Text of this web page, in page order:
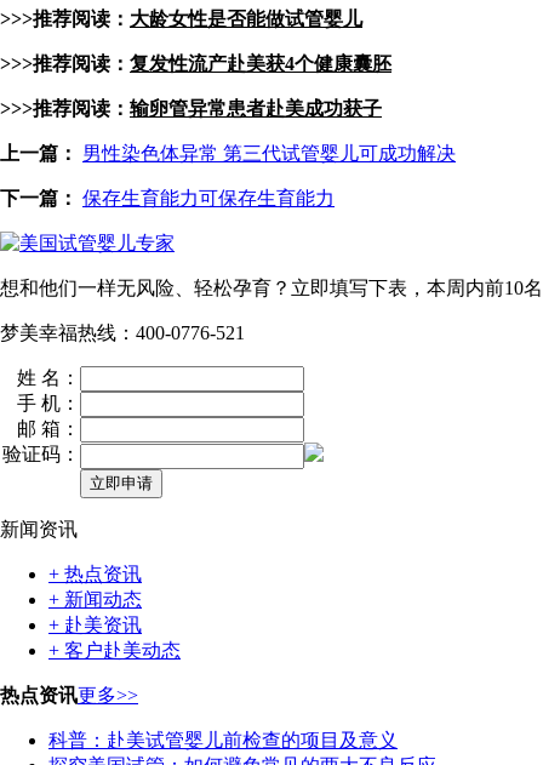
>>>推荐阅读： 大龄女性是否能做试管婴儿
>>>推荐阅读： 复发性流产赴美获4个健康囊胚
>>>推荐阅读： 输卵管异常患者赴美成功获子
上一篇： 男性染色体异常 第三代试管婴儿可成功解决
下一篇： 保存生育能力可保存生育能力
想和他们一样无风险、轻松孕育？立即填写下表，本周内前10名
梦美幸福热线：400-0776-521
姓 名：
手 机：
邮 箱：
验证码：
新闻资讯
+ 热点资讯
+ 新闻动态
+ 赴美资讯
+ 客户赴美动态
热点资讯更多>>
科普：赴美试管婴儿前检查的项目及意义